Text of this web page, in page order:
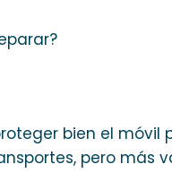
bien el móvil
pero más